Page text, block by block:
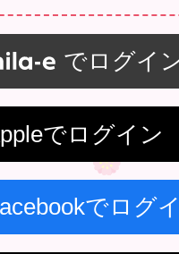
でログイ
でログイン
でログ